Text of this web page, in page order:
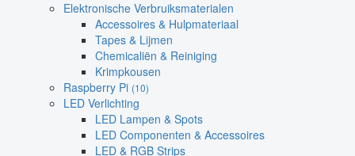
Elektronische Verbruiksmaterialen
Accessoires & Hulpmateriaal
Tapes & Lijmen
Chemicaliën & Reiniging
Krimpkousen
Raspberry Pi (10)
LED Verlichting
LED Lampen & Spots
LED Componenten & Accessoires
LED & RGB Strips